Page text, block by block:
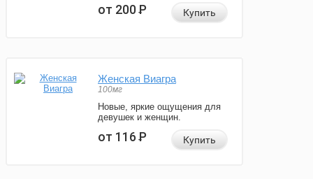
от 200Р Купить
Женская Виагра
100мг
Новые, яркие ощущения для
девушек и женщин.
от 116Р Купить